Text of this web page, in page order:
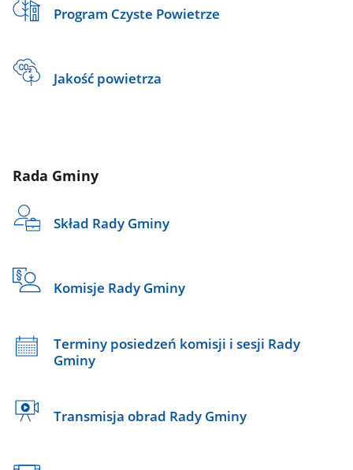
Program Czyste Powietrze
Jakość powietrza
Rada Gminy
Skład Rady Gminy
Komisje Rady Gminy
Terminy posiedzeń komisji i sesji Rady
Gminy
Transmisja obrad Rady Gminy